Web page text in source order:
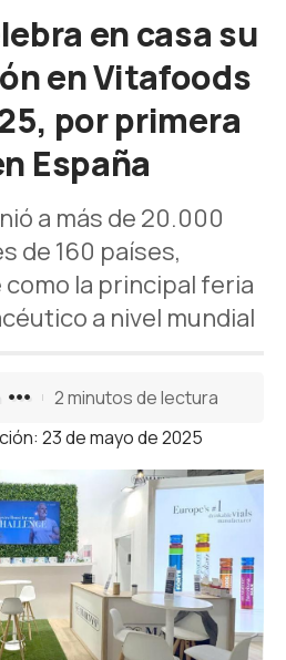
en casa su
en Vitafoods
por primera
España
a más de 20.000
de 160 países,
la principal feria
a nivel mundial
23 de mayo de 2025
2 minutos de lectura